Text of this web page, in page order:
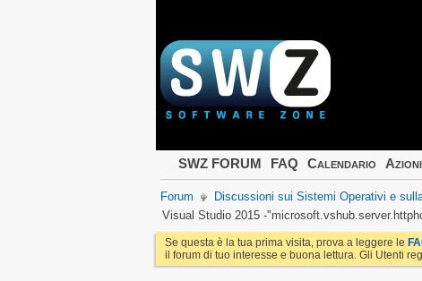
SWZ FORUM FAQ Calendario
Forum Discussioni sui Sistemi Operativi e
Visual Studio 2015 -
Se questa è la tua prima visita, prova a leggere le
il forum di tuo interesse e buona lettura. Gli Utenti